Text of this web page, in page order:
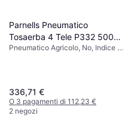
Parnells Pneumatico
Tosaerba 4 Tele P332 500
kg
Pneumatico Agricolo, No, Indice di
336,71 €
O 3 pagamenti di 112,23 €
2 negozi